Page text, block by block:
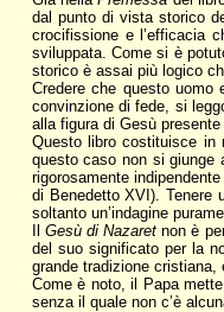
dal punto di vista storico
crocifissione e l’efficacia
sviluppata. Come si è
storico è assai più logico
Credere che questo
convinzione di fede, si
alla figura di Gesù
Questo libro costituisce in
questo caso non si giunge
rigorosamente
di Benedetto XVI). Tenere
soltanto un’indagine
Gesù di Nazaret non è
del suo significato per la
grande tradizione cristiana,
Come è noto, il Papa
senza il quale non c’è